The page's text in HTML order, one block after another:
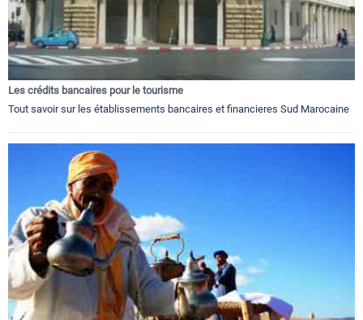
Les crédits bancaires pour le tourisme
Tout savoir sur les établissements bancaires et financieres Sud Marocaine